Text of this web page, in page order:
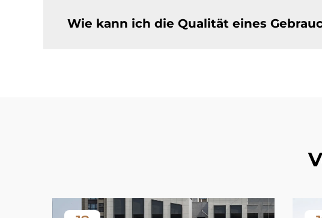
Wie kann ich die Qualität eines